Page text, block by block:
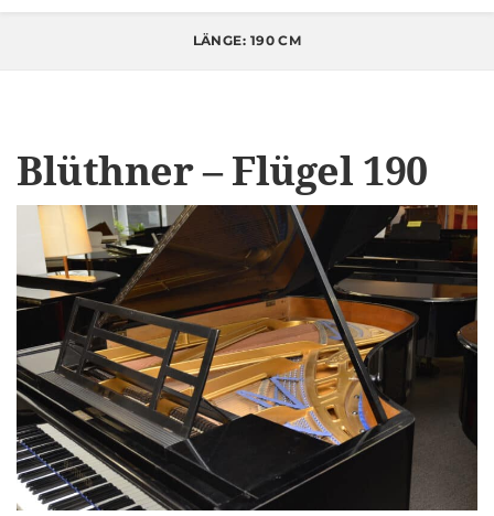
LÄNGE: 190 CM
Blüthner – Flügel 190